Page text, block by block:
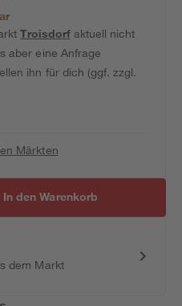
Troisdorfaktuell nicht
aber eine Anfrage
ihn für dich (ggf. zzgl.
Märkten
In den Warenkorb
dem Markt